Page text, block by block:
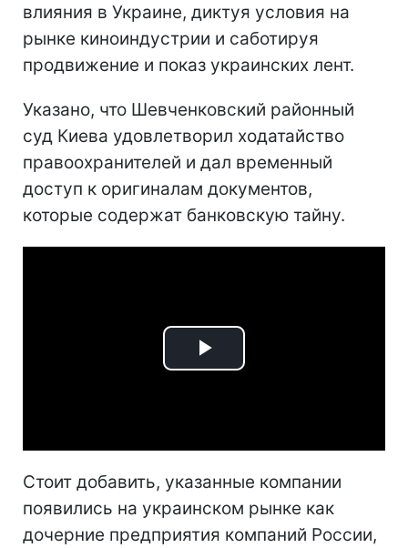
влияния в Украине, диктуя условия на
рынке киноиндустрии и саботируя
продвижение и показ украинских лент.
Указано, что Шевченковский районный
суд Киева удовлетворил ходатайство
правоохранителей и дал временный
доступ к оригиналам документов,
которые содержат банковскую тайну.
Play
Стоит добавить, указанные компании
появились на украинском рынке как
дочерние предприятия компаний России,